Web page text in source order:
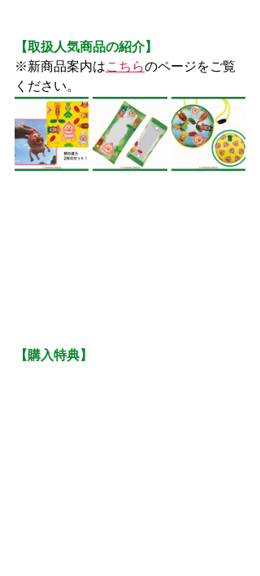
【取扱人気商品の紹介】
※新商品案内はこちらのページをご覧
ください。
【購入特典】